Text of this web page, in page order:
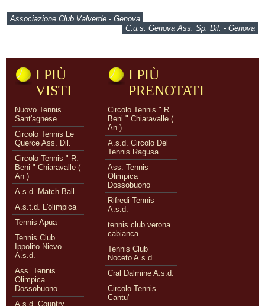
Associazione Club Valverde - Genova
C.u.s. Genova Ass. Sp. Dil. - Genova
I PIÙ
VISTI
Nuovo Tennis
Sant'agnese
Circolo Tennis Le
Querce Ass. Dil.
Circolo Tennis " R.
Beni " Chiaravalle (
An )
A.s.d. Match Ball
A.s.t.d. L'olimpica
Tennis Apua
Tennis Club
Ippolito Nievo
A.s.d.
Ass. Tennis
Olimpica
Dossobuono
A.s.d. Country
I PIÙ
PRENOTATI
Circolo Tennis " R.
Beni " Chiaravalle (
An )
A.s.d. Circolo Del
Tennis Ragusa
Ass. Tennis
Olimpica
Dossobuono
Rifredi Tennis
A.s.d.
tennis club verona
cabianca
Tennis Club
Noceto A.s.d.
Cral Dalmine A.s.d.
Circolo Tennis
Cantu'